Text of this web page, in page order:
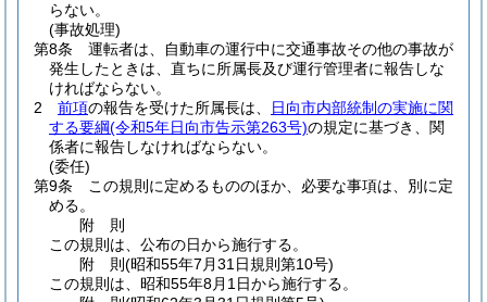
らない。
(事故処理)
第8条
運転者は、自動車の運行中に交通事故その他の事故が
発生したときは、直ちに所属長及び運行管理者に報告しな
ければならない。
2
前項の報告を受けた所属長は、
日向市内部統制の実施に関
する要綱(令和5年日向市告示第263号)の規定に基づき、関
係者に報告しなければならない。
(委任)
第9条
この規則に定めるもののほか、必要な事項は、別に定
める。
附 則
この規則は、公布の日から施行する。
附 則(昭和55年7月31日規則第10号)
この規則は、昭和55年8月1日から施行する。